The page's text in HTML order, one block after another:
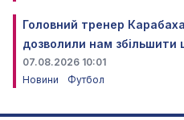
Головний тренер
дозволили нам збільшити
07.08.2026 10:01
Новини
Футбол